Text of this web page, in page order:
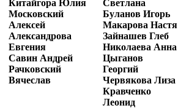
Китайгора Юлия
Московский
Алексей
Александрова
Евгения
Савин Андрей
Рачковский
Вячеслав
Светлана
Буланов Игорь
Макарова Настя
Зайнашев Глеб
Николаева Анна
Цыганов
Георгий
Червякова Лиза
Кравченко
Леонид